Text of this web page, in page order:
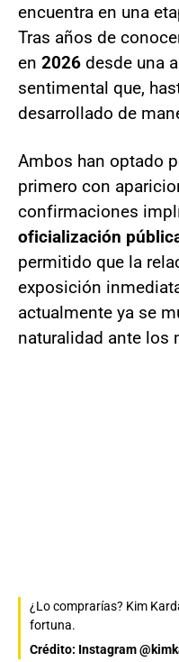
encuentra en una
Tras años de
en 2026 desde una
sentimental que,
desarrollado de
Ambos han optado
primero con
confirmaciones
oficialización
permitido que la
exposición
actualmente ya se
naturalidad ante los
¿Lo comprarías? Kim
fortuna.
Crédito: Instagram